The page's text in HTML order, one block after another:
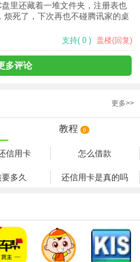
里还藏着一堆文件夹，注册表也
死了，下次再也不碰腾讯家的桌
支持( 0 ) 盖楼(回复)
多评论
更多>>
教程 6
信用卡 怎么借款
多久 还信用卡是真的吗